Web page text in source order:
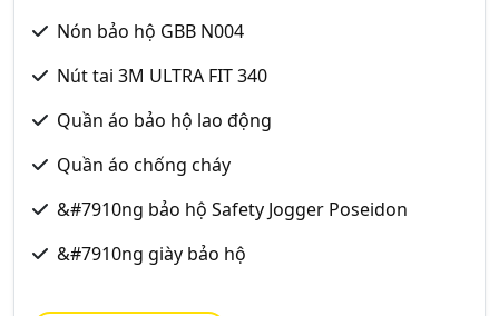
Nón bảo hộ GBB N004
Nút tai 3M ULTRA FIT 340
Quần áo bảo hộ lao động
Quần áo chống cháy
&#7910ng bảo hộ Safety Jogger Poseidon
&#7910ng giày bảo hộ